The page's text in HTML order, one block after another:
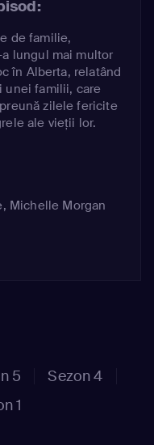
de familie,
lungul mai multor
în Alberta, relatând
unei familii, care
zilele fericite
ale vieții lor.
, Michelle Morgan
5
Sezon 4
1